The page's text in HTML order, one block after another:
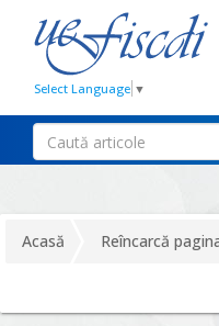
Select Language ▼
Acasă Reîncarcă